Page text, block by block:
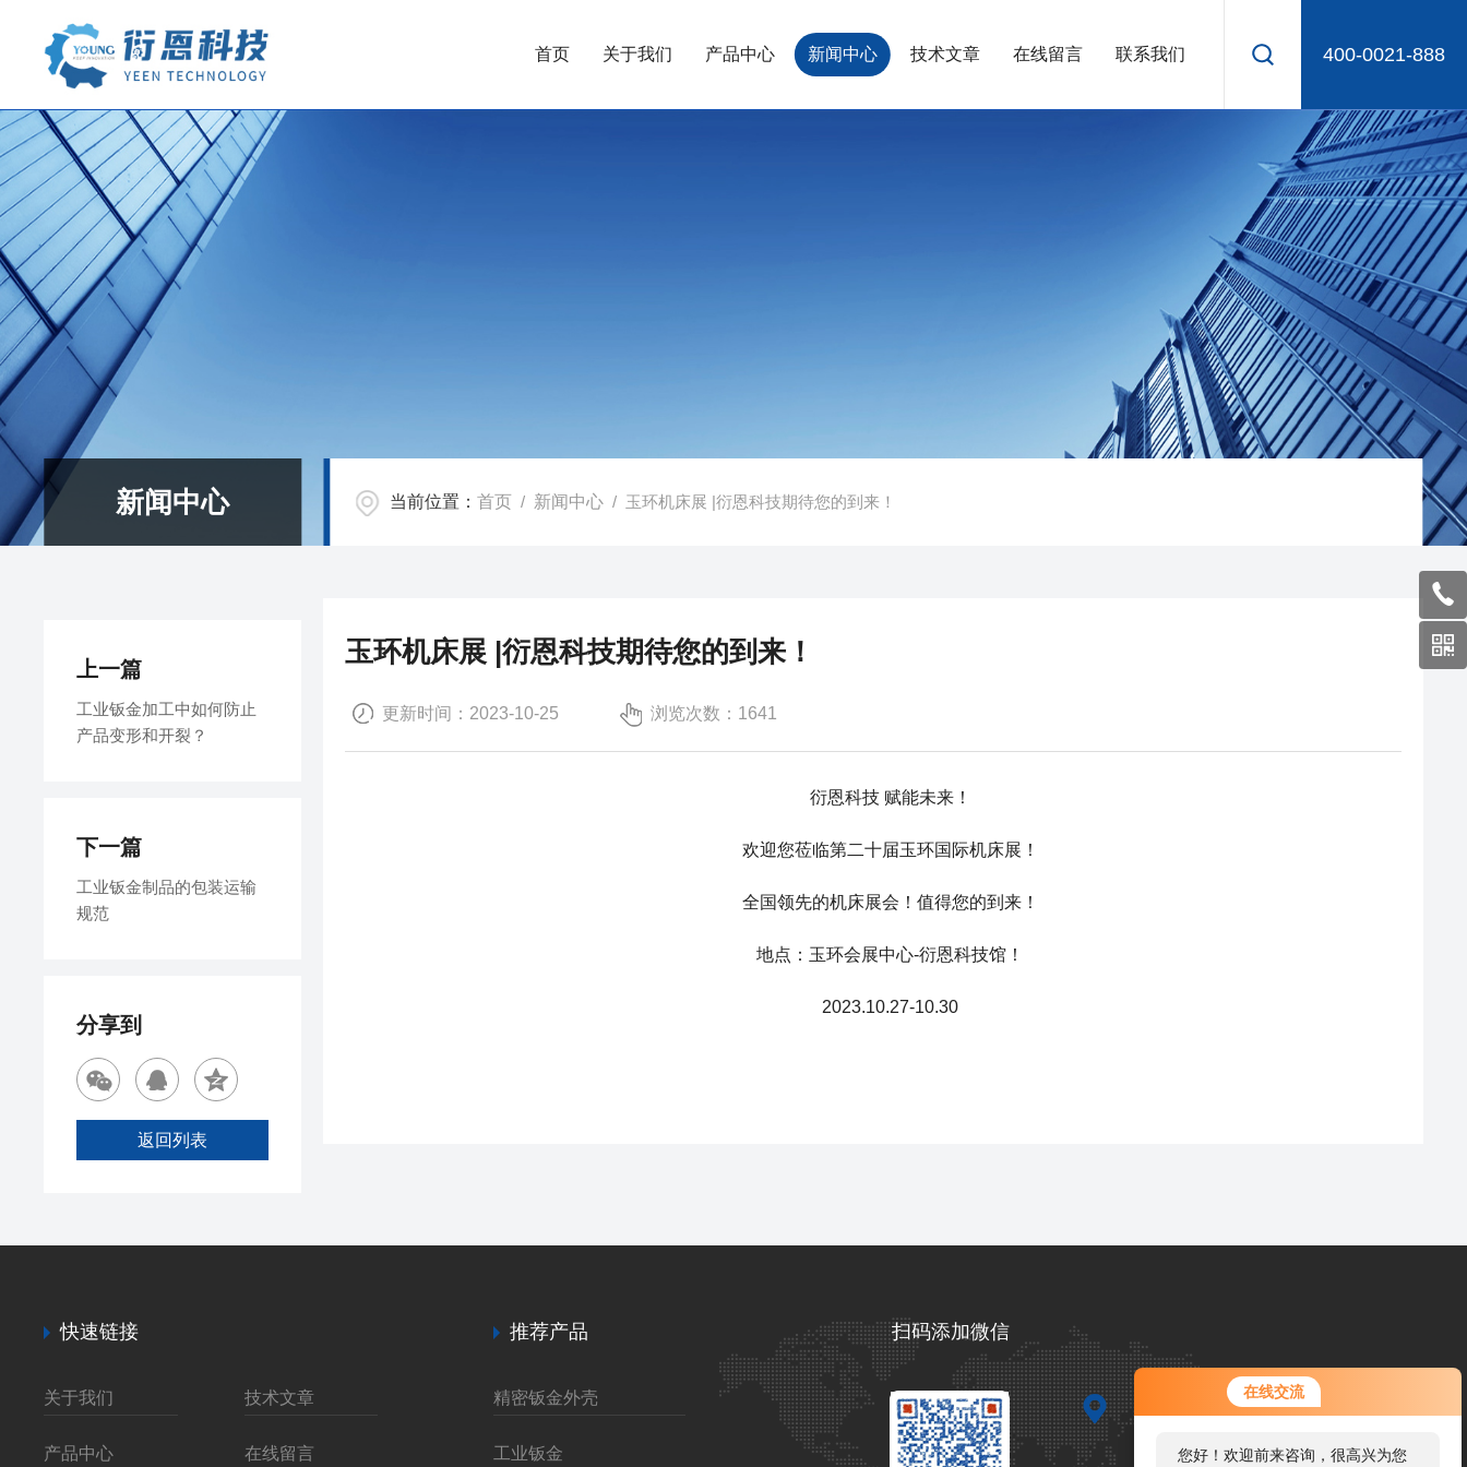
在线交流
您好！欢迎前来咨询，很高兴为您
400-0021-888
首页 关于我们 产品中心 新闻中心 技术文章 在线留言 联系我们
新闻中心 当前位置：首页 / 新闻中心 / 玉环机床展 |衍恩科技期待您的到来！
玉环机床展 |衍恩科技期待您的到来！
更新时间：2023-10-25 浏览次数：1641
衍恩科技 赋能未来！
欢迎您莅临第二十届玉环国际机床展！
全国领先的机床展会！值得您的到来！
地点：玉环会展中心-衍恩科技馆！
2023.10.27-10.30
上一篇
工业钣金加工中如何防止
产品变形和开裂？
下一篇
工业钣金制品的包装运输
规范
分享到
返回列表
快速链接
关于我们 技术文章
产品中心 在线留言
推荐产品
精密钣金外壳
工业钣金
扫码添加微信